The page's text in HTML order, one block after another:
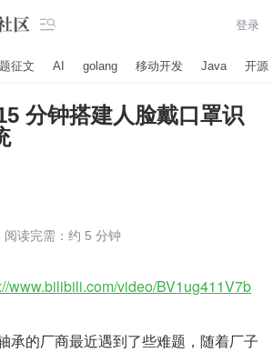
 登录
征文 AI golang 移动开发 Java 开源
分钟搭建人脸戴口罩识
阅读完需：约 5 分钟
www.bilibili.com/video/BV1ug411V7b
承的厂商最近遇到了些难题，随着厂子